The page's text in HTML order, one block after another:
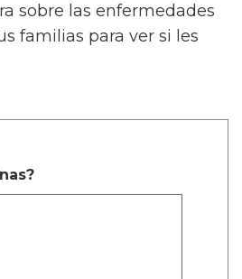
sobre las enfermedades
familias para ver si les